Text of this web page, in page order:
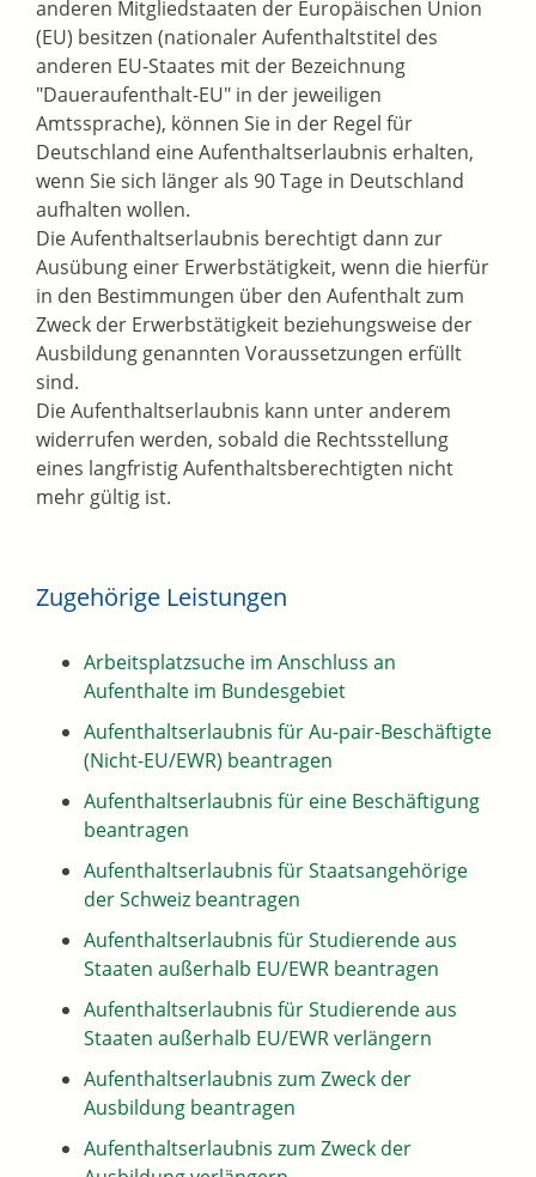
anderen Mitgliedstaaten der Europäischen Union
(EU) besitzen (nationaler Aufenthaltstitel des
anderen EU-Staates mit der Bezeichnung
"Daueraufenthalt-EU" in der jeweiligen
Amtssprache), können Sie in der Regel für
Deutschland eine Aufenthaltserlaubnis erhalten,
wenn Sie sich länger als 90 Tage in Deutschland
aufhalten wollen.
Die Aufenthaltserlaubnis berechtigt dann zur
Ausübung einer Erwerbstätigkeit, wenn die hierfür
in den Bestimmungen über den Aufenthalt zum
Zweck der Erwerbstätigkeit beziehungsweise der
Ausbildung genannten Voraussetzungen erfüllt
sind.
Die Aufenthaltserlaubnis kann unter anderem
widerrufen werden, sobald die Rechtsstellung
eines langfristig Aufenthaltsberechtigten nicht
mehr gültig ist.
Zugehörige Leistungen
Arbeitsplatzsuche im Anschluss an
Aufenthalte im Bundesgebiet
Aufenthaltserlaubnis für Au-pair-Beschäftigte
(Nicht-EU/EWR) beantragen
Aufenthaltserlaubnis für eine Beschäftigung
beantragen
Aufenthaltserlaubnis für Staatsangehörige
der Schweiz beantragen
Aufenthaltserlaubnis für Studierende aus
Staaten außerhalb EU/EWR beantragen
Aufenthaltserlaubnis für Studierende aus
Staaten außerhalb EU/EWR verlängern
Aufenthaltserlaubnis zum Zweck der
Ausbildung beantragen
Aufenthaltserlaubnis zum Zweck der